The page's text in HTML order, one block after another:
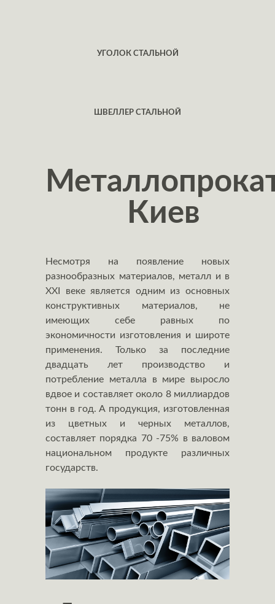
УГОЛОК СТАЛЬНОЙ
ШВЕЛЛЕР СТАЛЬНОЙ
Киев
Несмотря на появление новых
разнообразных материалов, металл и в
ХХI веке является одним из основных
конструктивных материалов, не
имеющих себе равных по
экономичности изготовления и широте
применения. Только за последние
двадцать лет производство и
потребление металла в мире выросло
вдвое и составляет около 8 миллиардов
тонн в год. А продукция, изготовленная
из цветных и черных металлов,
составляет порядка 70 -75% в валовом
национальном продукте различных
государств.